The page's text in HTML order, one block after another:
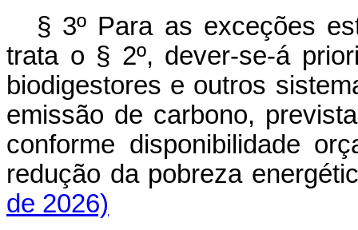
§ 3º Para as exceções
trata o § 2º, dever-se-á
biodigestores e outros
emissão de carbono,
conforme disponibilidade
redução da pobreza
de 2026)